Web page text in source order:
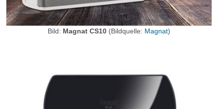
Bild: Magnat CS10 (Bildquelle: Magnat)